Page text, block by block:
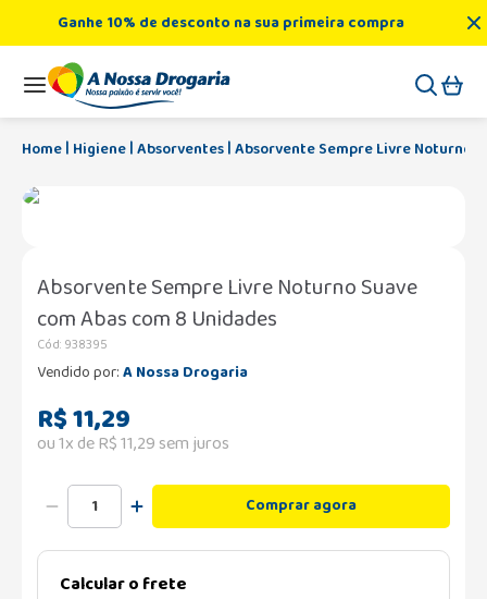
Ganhe 10% de desconto na sua primeira compra
Higiene Absorventes Absorvente Sempre Livre Noturno
Absorvente Sempre Livre Noturno Suave
com Abas com 8 Unidades
Cód: 938395
Vendido por:A Nossa Drogaria
R$11,29
ou1x deR$11,29 sem juros
Comprar agora
Calcular o frete